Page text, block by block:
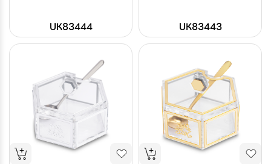
UK83443
UK83444